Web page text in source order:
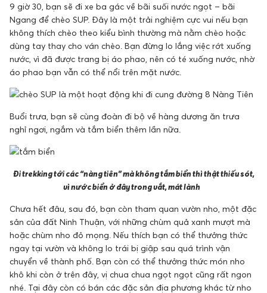
9 giờ 30, bạn sẽ đi xe ba gác về bãi suối nước ngọt – bãi
Ngang để chèo SUP. Đây là một trải nghiệm cực vui nếu bạn
không thích chèo theo kiểu bình thường mà nằm chèo hoặc
dùng tay thay cho ván chèo. Bạn đừng lo lắng việc rớt xuống
nước, vì đã được trang bị áo phao, nên có té xuống nước, nhờ
áo phao bạn vẫn có thể nổi trên mặt nước.
Buổi trưa, bạn sẽ cùng đoàn đi bộ về hàng dương ăn trưa
nghỉ ngơi, ngắm và tắm biển thêm lần nữa.
Đi trekking tới các “nàng tiên” mà không tắm biển thì thật thiếu sót,
vì nước biển ở đây trong vắt, mát lành
Chưa hết đâu, sau đó, bạn còn tham quan vườn nho, một đặc
sản của đất Ninh Thuận, với những chùm quả xanh mượt mà
hoặc chùm nho đỏ mọng. Nếu thích bạn có thể thưởng thức
ngay tại vườn và không lo trái bị giập sau quá trình vận
chuyển về thành phố. Bạn còn có thể thưởng thức món nho
khô khi còn ở trên đây, vị chua chua ngọt ngọt cũng rất ngon
nhé. Tại đây còn có bán các đặc sản địa phương khác từ nho